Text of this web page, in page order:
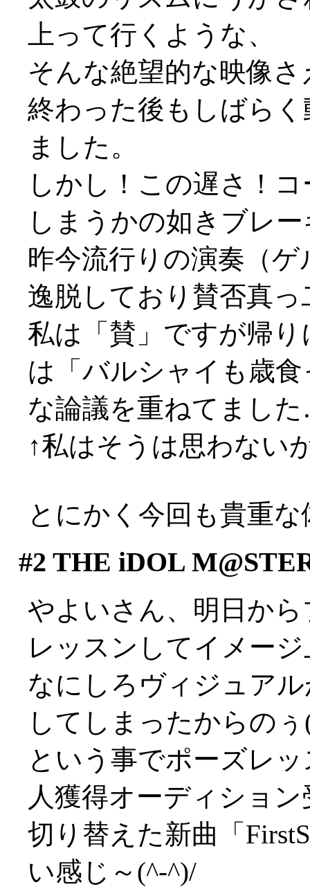
上って行くような、
そんな絶望的な映像
終わった後もしばら
ました。
しかし！この遅さ！
しまうかの如きブレ
昨今流行りの演奏（
逸脱しており賛否真
私は「賛」ですが帰
は「バルシャイも歳
な論議を重ねてまし
↑私はそうは思わない
とにかく今回も貴重
#2 THE iDOL
やよいさん、明日か
レッスンしてイメー
なにしろヴィジュア
してしまったからの
という事でポーズレ
人獲得オーディショ
切り替えた新曲「
い感じ～(^-^)/